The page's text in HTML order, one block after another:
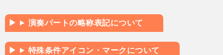
演奏パートの略称表記について
特殊条件アイコン・マークについて